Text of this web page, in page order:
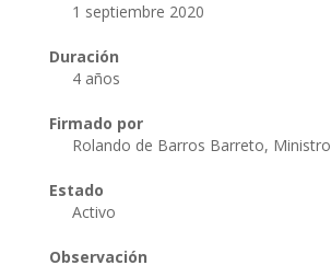
1 septiembre 2020
Duración
4 años
Firmado por
Rolando de Barros Barreto, Ministro
Estado
Activo
Observación